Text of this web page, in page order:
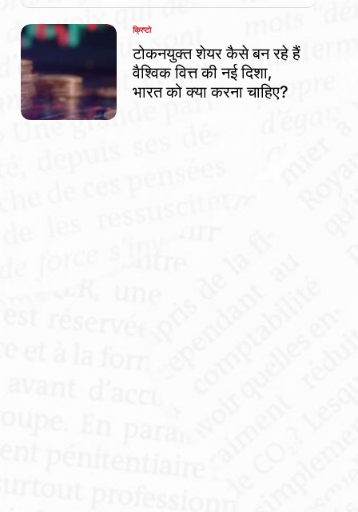
POSTED
IN
क्रिप्टो
टोकनयुक्त शेयर कैसे बन रहे हैं
वैश्विक वित्त की नई दिशा,
भारत को क्या करना चाहिए?